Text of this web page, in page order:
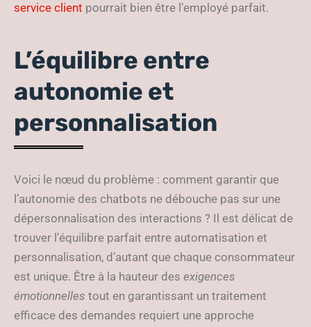
service client pourrait bien être l’employé parfait.
L’équilibre entre
autonomie et
personnalisation
Voici le nœud du problème : comment garantir que
l’autonomie des chatbots ne débouche pas sur une
dépersonnalisation des interactions ? Il est délicat de
trouver l’équilibre parfait entre automatisation et
personnalisation, d’autant que chaque consommateur
est unique. Être à la hauteur des exigences
émotionnelles tout en garantissant un traitement
efficace des demandes requiert une approche